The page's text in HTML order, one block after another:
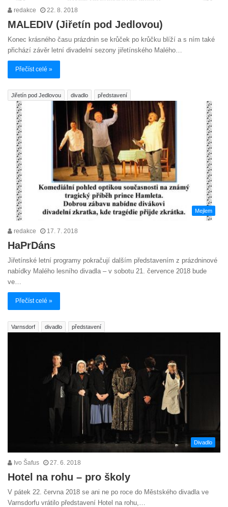
redakce 22. 8. 2018
MALEDIV (Jiřetín pod Jedlovou)
Konec krásného času prázdnin se krůček po krůčku blíží a s ním také
přichází závěr letní divadelní sezony jiřetínského Malého…
Přečíst celé »
Jiřetín pod Jedlovou divadlo představení
Mejlem
redakce 17. 7. 2018
HaPrDáns
Jiřetínské letní programy pokračují dalším představením z prázdninové
nabídky Malého lesního divadla – v sobotu 21. července 2018 bude
ve…
Přečíst celé »
Varnsdorf divadlo představení
Divadlo
Ivo Šafus 27. 6. 2018
Hotel na rohu – pro školy
V pátek 22. června 2018 se ani ne po roce do Městského divadla ve
Varnsdorfu vrátilo představení Hotel na rohu,…